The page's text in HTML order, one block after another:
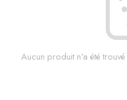
Aucun produit n'a été